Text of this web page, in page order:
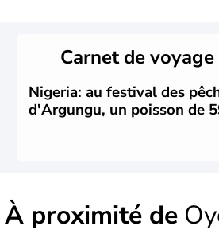
Carnet de voyage
Nigeria: au festival des
d'Argungu, un poisson de
À proximité de